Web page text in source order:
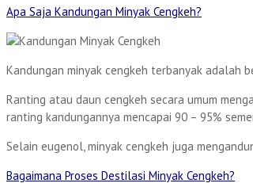
Apa Saja Kandungan Minyak Cengkeh?
Kandungan minyak cengkeh terbanyak adalah
Ranting atau daun cengkeh secara umum
ranting kandungannya mencapai 90 – 95%
Selain eugenol, minyak cengkeh juga
Bagaimana Proses Destilasi Minyak Cengkeh?